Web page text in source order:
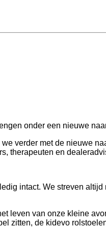
onder een nieuwe
verder met de nieuwe
therapeuten en
intact. We streven
leven van onze kleine
zitten, de kidevo